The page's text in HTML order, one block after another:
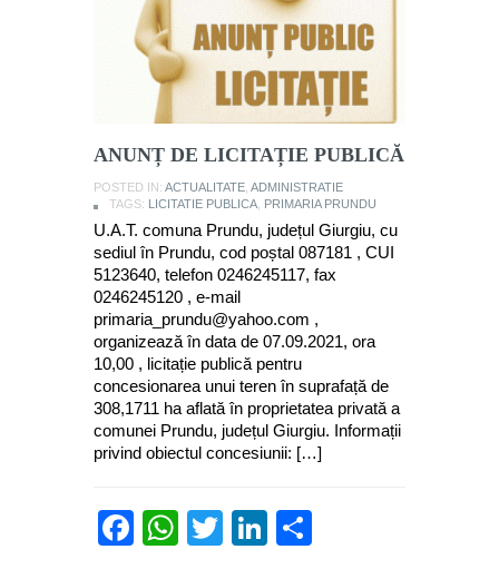
ANUNȚ DE LICITAȚIE PUBLICĂ
POSTED IN: ACTUALITATE ADMINISTRATIE
TAGS: LICITATIE PUBLICA PRIMARIA PRUNDU
U.A.T. comuna Prundu, județul Giurgiu, cu
sediul în Prundu, cod poștal 087181 , CUI
5123640, telefon 0246245117, fax
0246245120 , e-mail
primaria_prundu@yahoo.com ,
organizează în data de 07.09.2021, ora
10,00 , licitație publică pentru
concesionarea unui teren în suprafață de
308,1711 ha aflată în proprietatea privată a
comunei Prundu, județul Giurgiu. Informații
privind obiectul concesiunii: […]
Facebook
WhatsApp
TwitterLinkedIn